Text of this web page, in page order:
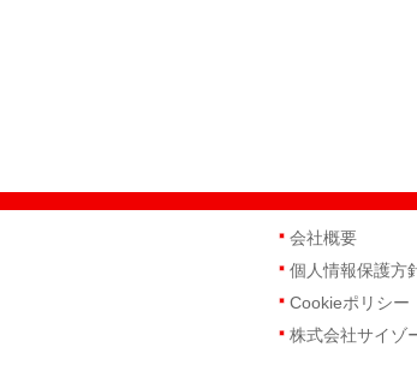
会社概要
個人情報保護方
Cookieポリシー
株式会社サイゾ